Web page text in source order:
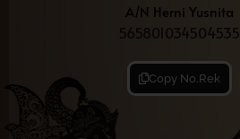
A/N Herni Yusnita
565801034504535
Copy No.Rek